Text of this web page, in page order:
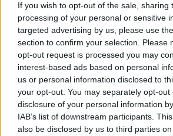
If you wish to opt-out of the sale, sharing
processing of your personal or sensitive
targeted advertising by us, please use
section to confirm your selection. Please
opt-out request is processed you may
interest-based ads based on personal
us or personal information disclosed to
your opt-out. You may separately opt-
disclosure of your personal information
IAB’s list of downstream participants.
also be disclosed by us to third parties
szabályrendszer irányait tudja:
elsősorban a Rally2-es autókhoz
WRC27-es autókkal egy kategóriába
járművek.
A szabályok teljes megismerésére
október 16-ig várni kell, amikor a
virtuális ülést tart.